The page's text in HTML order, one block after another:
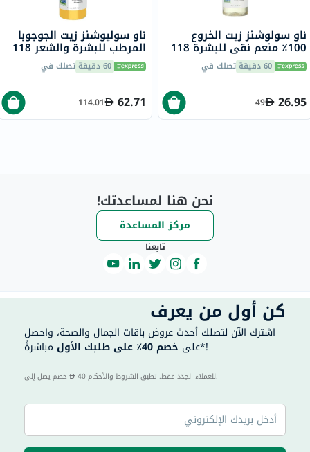
ناو سولوشنز زيت الخروع
100٪ منعم نقي للبشرة 118
مل 60 دقيقة تصلك في
26.95
49
ناو سوليوشنز زيت الجوجوبا
المرطب للبشرة والشعر 118
مل 60 دقيقة تصلك في
62.71
114.01
نحن هنا لمساعدتك!
مركز المساعدة
تابعنا
كن أول من يعرف
اشترك الآن لتصلك أحدث عروض باقات الجمال والصحة، واحصل
على خصم 40٪ على طلبك الأول مباشرةً*!
40 للعملاء الجدد فقط. تطبق الشروط والأحكام.